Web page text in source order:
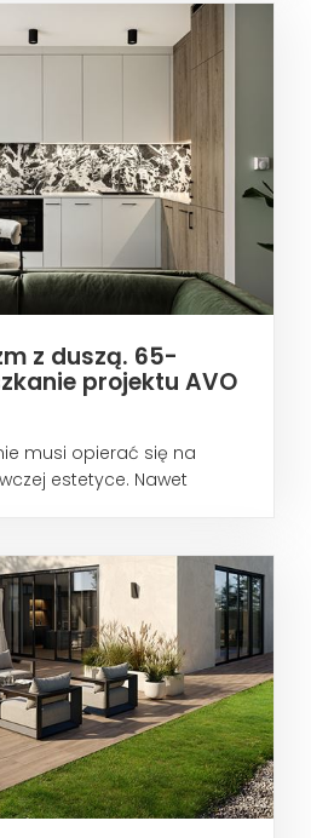
z duszą. 65-
projektu AVO
musi opierać się na
estetyce. Nawet